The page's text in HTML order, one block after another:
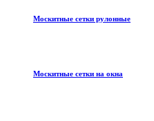
Москитные сетки рулонные
Москитные сетки на окна